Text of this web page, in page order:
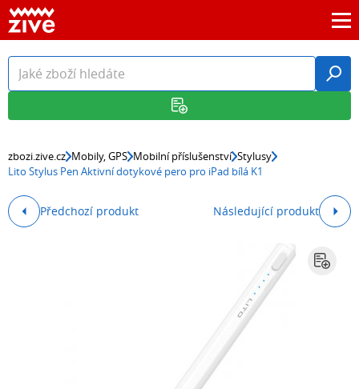
zbozi.zive.cz Mobily, GPS Mobilní příslušenství Stylusy
Lito Stylus Pen Aktivní dotykové pero pro iPad bílá K1
Předchozí produkt Následující produkt